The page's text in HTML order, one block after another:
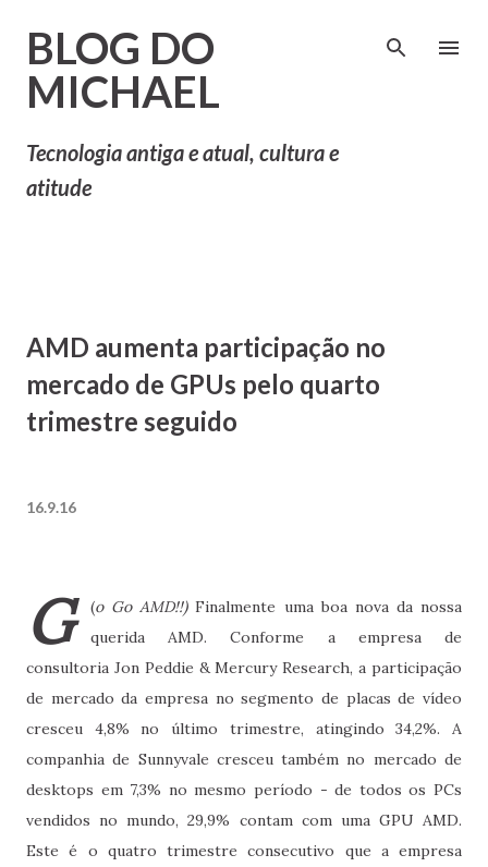
BLOG DO
MICHAEL
Tecnologia antiga e atual, cultura e
atitude
AMD aumenta participação no
mercado de GPUs pelo quarto
trimestre seguido
16.9.16
(
G o Go AMD!!)Finalmente uma boa nova da nossa
querida AMD. Conforme a empresa de
consultoria Jon Peddie & Mercury Research, a participação
de mercado da empresa no segmento de placas de vídeo
cresceu 4,8% no último trimestre, atingindo 34,2%. A
companhia de Sunnyvale cresceu também no mercado de
desktops em 7,3% no mesmo período - de todos os PCs
vendidos no mundo, 29,9% contam com uma GPU AMD.
Este é o quatro trimestre consecutivo que a empresa